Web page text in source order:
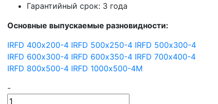
Гарантийный срок: 3 года
Основные выпускаемые разновидности:
IRFD 400х200-4 IRFD 500х250-4 IRFD 500х300-4
IRFD 600х300-4 IRFD 600х350-4 IRFD 700х400-4
IRFD 800х500-4 IRFD 1000х500-4M
-